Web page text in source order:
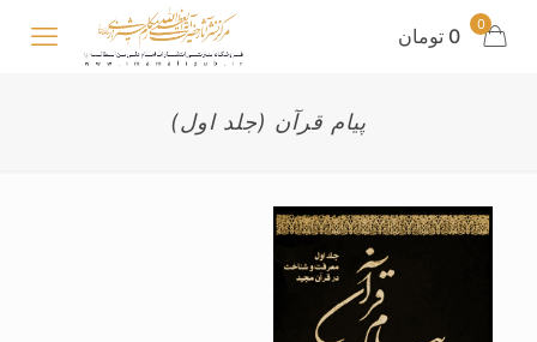
0 0 تومان
پیام قرآن (جلد اول)